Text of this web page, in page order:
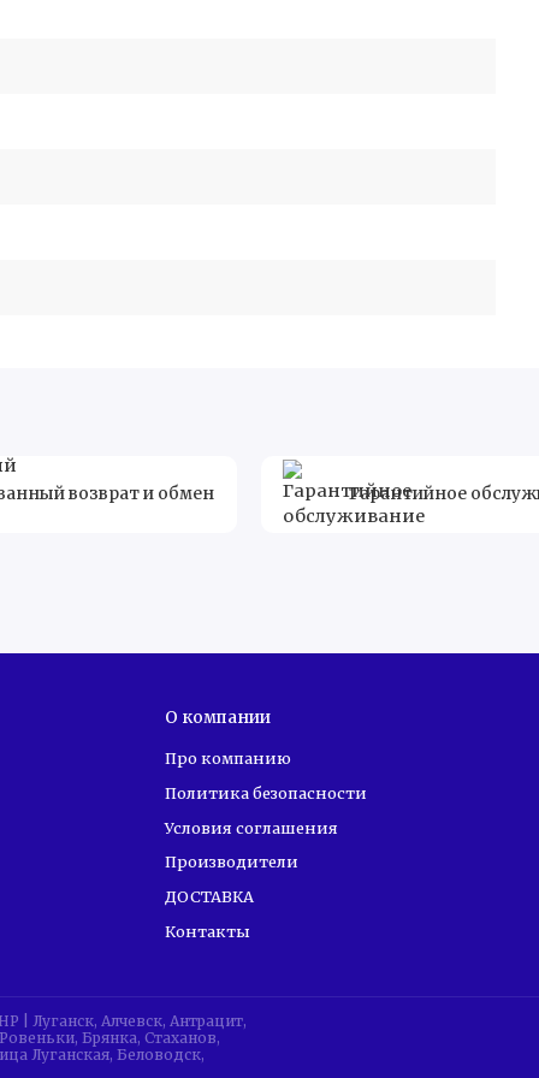
возврат и обмен Гарантийное
О компании
Про компанию
Политика безопасности
Условия соглашения
Производители
ДОСТАВКА
Контакты
Луганск, Алчевск, Антрацит,
Брянка, Стаханов,
Луганская, Беловодск,